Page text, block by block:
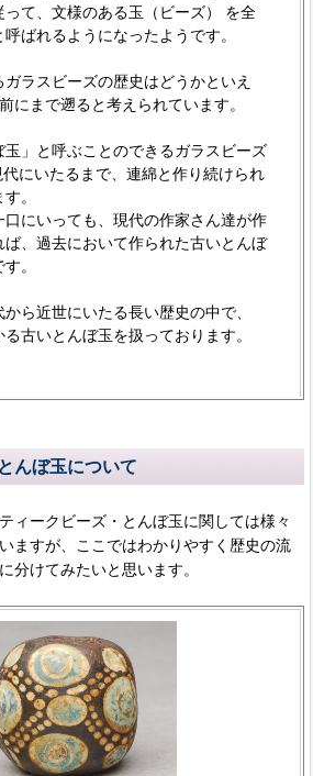
て、文様のある玉（ビーズ） を全
ばれるようになったようです。
ラスビーズの歴史はどうかといえ
にまで遡ると考えられています。
」と呼ぶことのできるガラスビーズ
にいたるまで、連綿と作り続けられ
。
にいっても、現代の作家さん達が作
ば、過去において作られた古いとんぼ
。
ら近世にいたる長い歴史の中で、
古いとんぼ玉を扱っております。
んぼ玉について
ィークビーズ・とんぼ玉に関しては様々
ますが、ここではわかりやすく歴史の流
分けてみたいと思います。